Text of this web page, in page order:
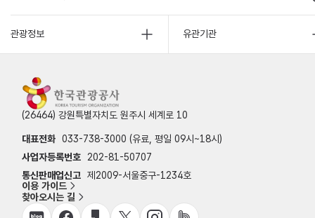
관광정보 유관기관
(26464) 강원특별자치도 원주시 세계로 10
대표전화 033-738-3000 (유료, 평일 09시~18시)
사업자등록번호
202-81-50707
통신판매업신고 제2009-서울중구-1234호
이용 가이드
찾아오시는 길